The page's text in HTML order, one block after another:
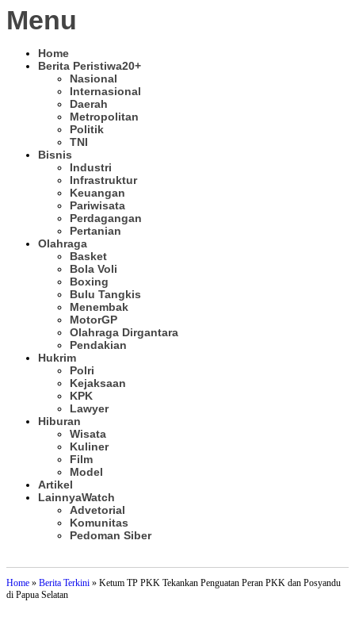
Menu
Home
Berita Peristiwa20+
Nasional
Internasional
Daerah
Metropolitan
Politik
TNI
Bisnis
Industri
Infrastruktur
Keuangan
Pariwisata
Perdagangan
Pertanian
Olahraga
Basket
Bola Voli
Boxing
Bulu Tangkis
Menembak
MotorGP
Olahraga Dirgantara
Pendakian
Hukrim
Polri
Kejaksaan
KPK
Lawyer
Hiburan
Wisata
Kuliner
Film
Model
Artikel
LainnyaWatch
Advetorial
Komunitas
Pedoman Siber
Home » Berita Terkini » Ketum TP PKK Tekankan Penguatan Peran PKK dan Posyandu
di Papua Selatan